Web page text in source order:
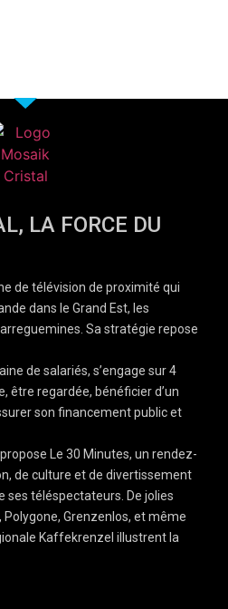
LA FORCE DU
de télévision de proximité qui
dans le Grand Est, les
Sa stratégie repose
de salariés, s’engage sur 4
être regardée, bénéficier d’un
son financement public et
Le 30 Minutes, un rendez-
de culture et de divertissement
ses téléspectateurs. De jolies
Grenzenlos, et même
Kaffekrenzel illustrent la